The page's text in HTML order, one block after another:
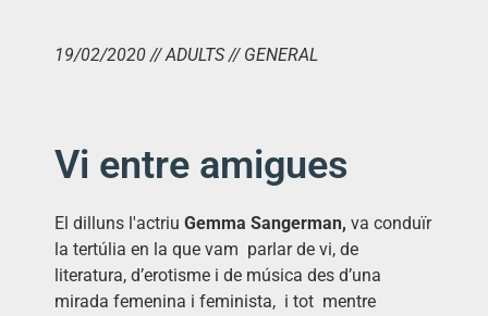
19/02/2020 // ADULTS // GENERAL
Vi entre amigues
El dilluns l'actriu Gemma Sangerman, va conduïr
la tertúlia en la que vam parlar de vi, de
literatura, d’erotisme i de música des d’una
mirada femenina i feminista, i tot mentre